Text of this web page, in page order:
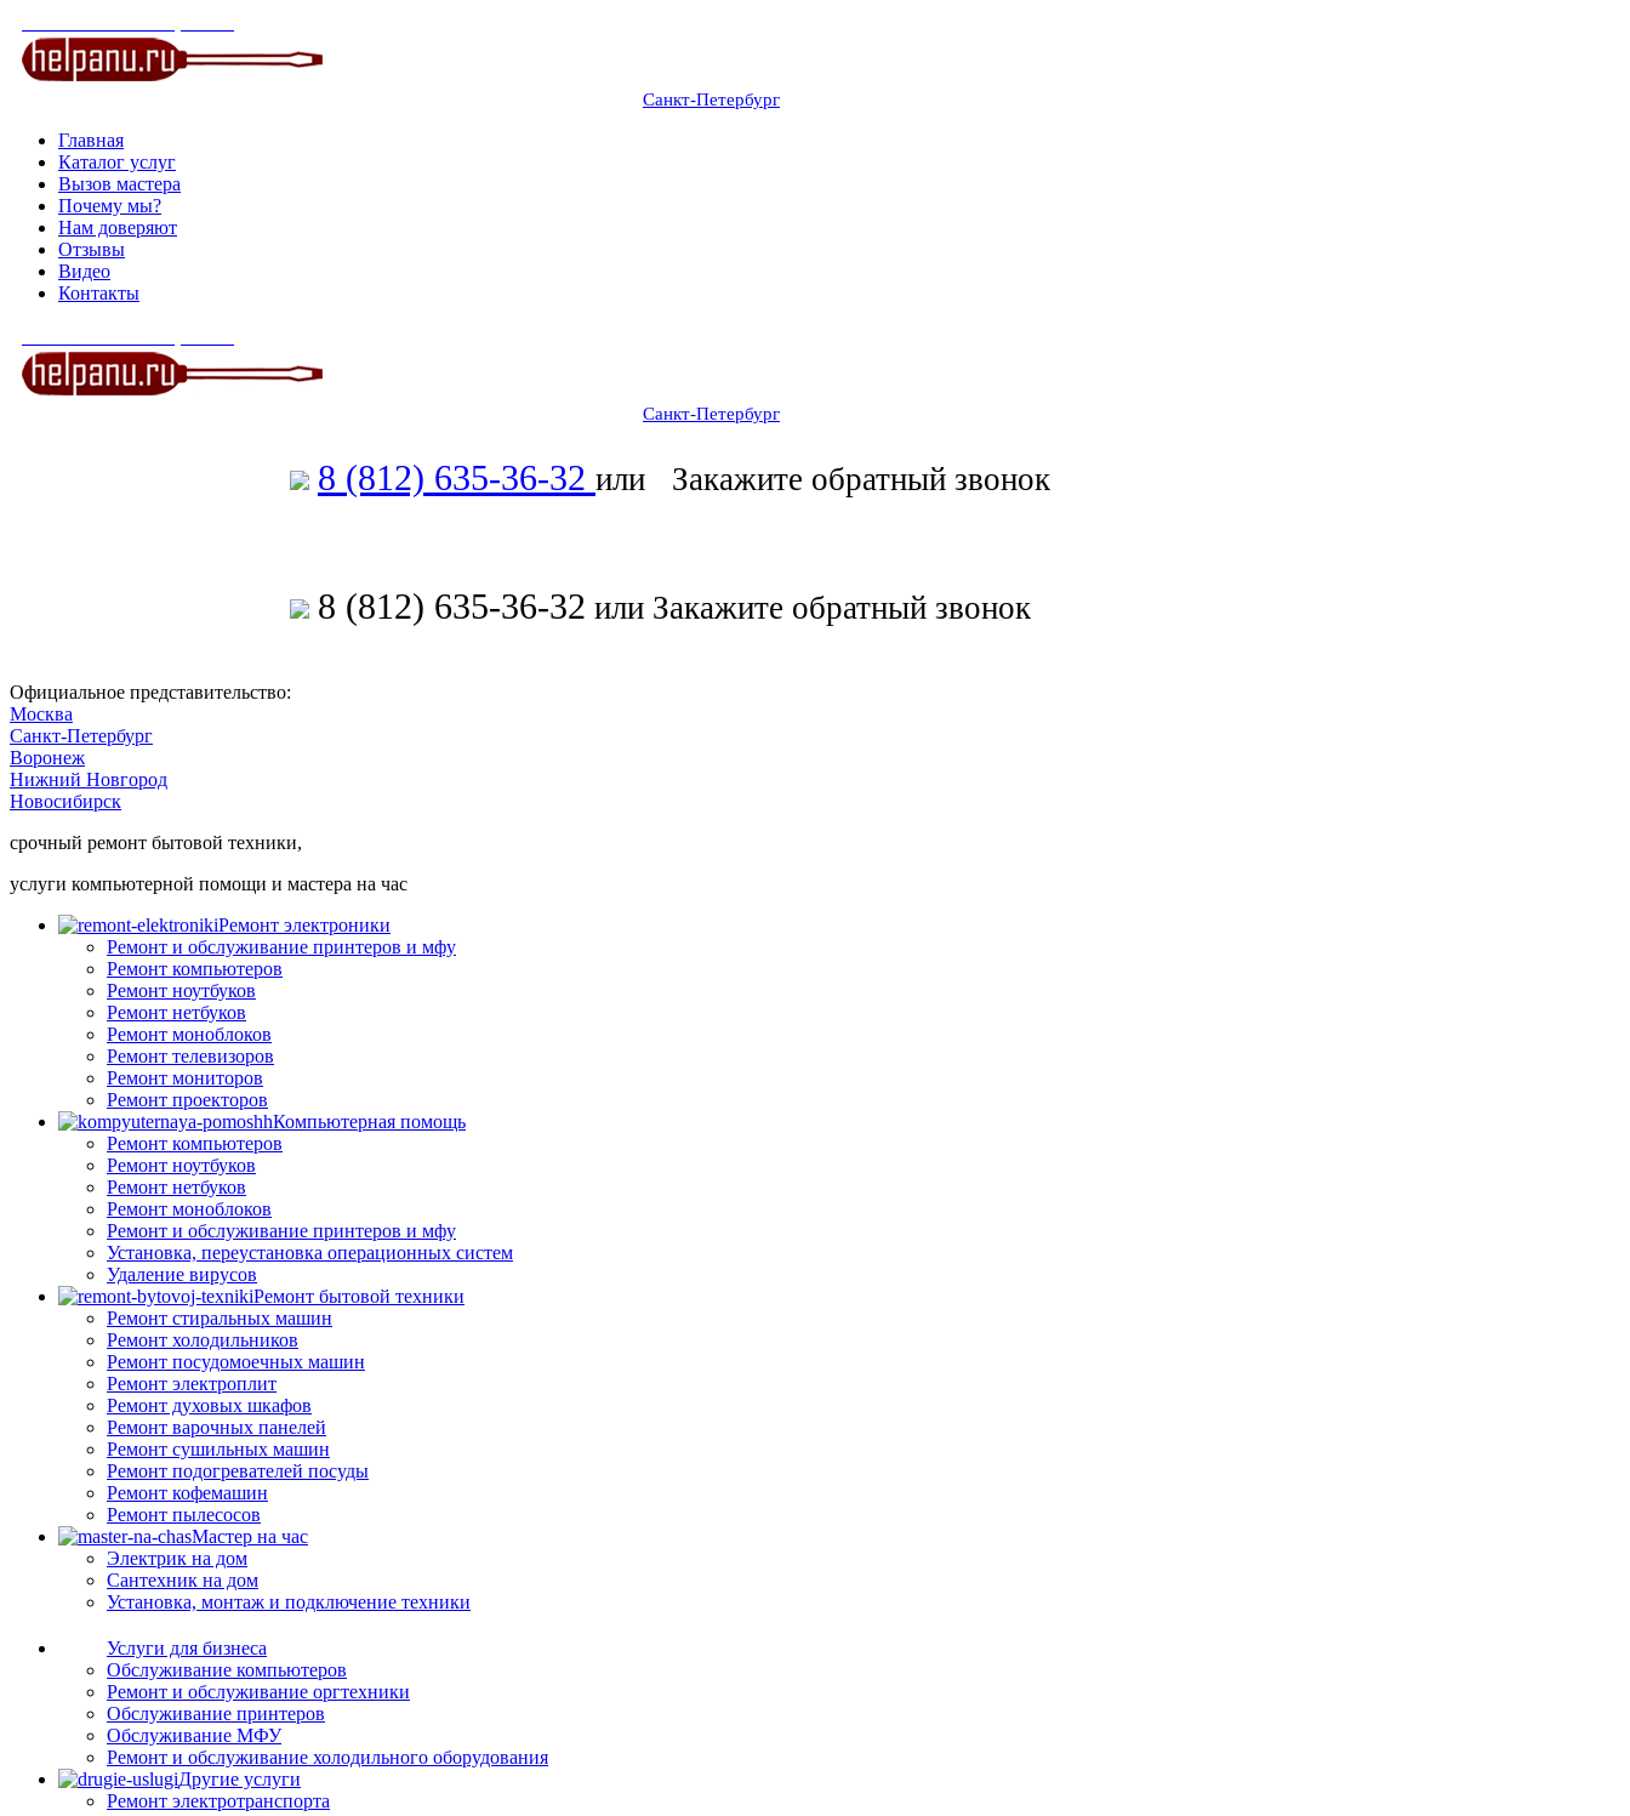
Санкт-Петербург
Главная
Каталог услуг
Вызов мастера
Почему мы?
Нам доверяют
Отзывы
Видео
Контакты
Санкт-Петербург
8 (812) 635-36-32 или Закажите обратный звонок
8 (812) 635-36-32 или Закажите обратный звонок
Официальное представительство:
Москва
Санкт-Петербург
Воронеж
Нижний Новгород
Новосибирск
срочный ремонт бытовой техники,
услуги компьютерной помощи и мастера на час
Ремонт электроники
Ремонт и обслуживание принтеров и мфу
Ремонт компьютеров
Ремонт ноутбуков
Ремонт нетбуков
Ремонт моноблоков
Ремонт телевизоров
Ремонт мониторов
Ремонт проекторов
Компьютерная помощь
Ремонт компьютеров
Ремонт ноутбуков
Ремонт нетбуков
Ремонт моноблоков
Ремонт и обслуживание принтеров и мфу
Установка, переустановка операционных систем
Удаление вирусов
Ремонт бытовой техники
Ремонт стиральных машин
Ремонт холодильников
Ремонт посудомоечных машин
Ремонт электроплит
Ремонт духовых шкафов
Ремонт варочных панелей
Ремонт сушильных машин
Ремонт подогревателей посуды
Ремонт кофемашин
Ремонт пылесосов
Мастер на час
Электрик на дом
Сантехник на дом
Установка, монтаж и подключение техники
Услуги для бизнеса
Обслуживание компьютеров
Ремонт и обслуживание оргтехники
Обслуживание принтеров
Обслуживание МФУ
Ремонт и обслуживание холодильного оборудования
Другие услуги
Ремонт электротранспорта